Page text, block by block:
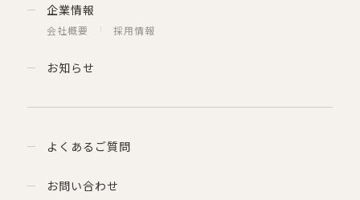
企業情報
会社概要 採用情報
お知らせ
よくあるご質問
お問い合わせ